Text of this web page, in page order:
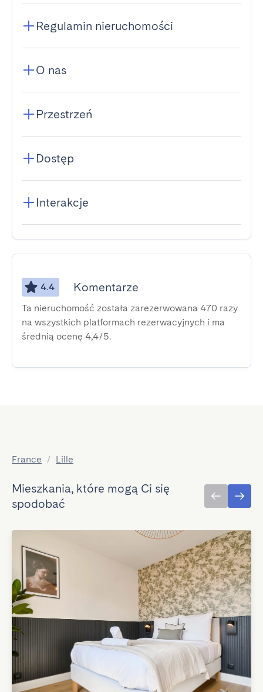
Regulamin nieruchomości
O nas
Przestrzeń
Dostęp
Interakcje
4.4 Komentarze
Ta nieruchomość została zarezerwowana 470 razy
na wszystkich platformach rezerwacyjnych i ma
średnią ocenę 4,4/5.
France / Lille
Mieszkania, które mogą Ci się
spodobać